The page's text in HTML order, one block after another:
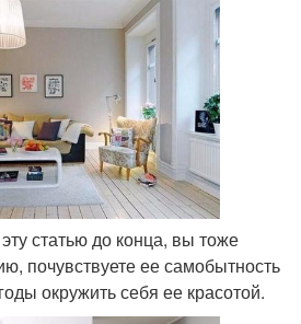
статью до конца, вы тоже
почувствуете ее самобытность
окружить себя ее красотой.